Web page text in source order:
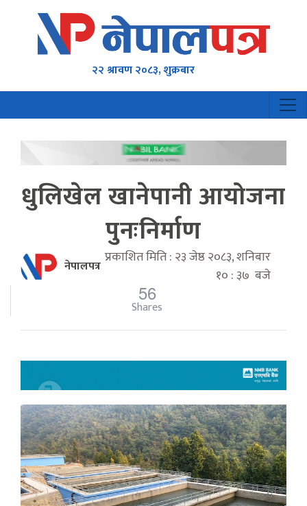
२२ श्रावण २०८३, शुक्रबार
धुलिखेल खानेपानी आयोजना
पुनःनिर्माण
नेपालपत्र प्रकाशित मिति : २३ जेष्ठ २०८३, शनिबार
१० : ३७ बजे
56
Shares